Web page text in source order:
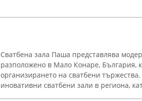
Сватбена зала Паша представлява
разположено в Мало Конаре, България,
организирането на сватбени
иновативни сватбени зали в региона,